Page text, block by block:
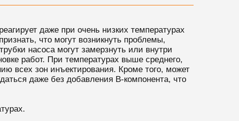
даже при очень низких температурах
что могут возникнуть проблемы,
насоса могут замерзнуть или внутри
работ. При температурах выше среднего,
всех зон инъектирования. Кроме того, может
даже без добавления B-компонента, что